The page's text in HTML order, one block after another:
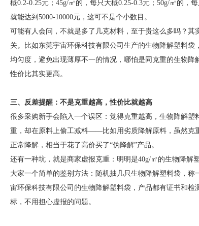
概0.2-0.25元；45g/㎡的，每只大概0.25-0.3元；50g/㎡的，
就能达到5000-10000元，这可不是个小数目。
可能有人会问，不就是多了几克材料，至于贵这么多吗？
关。比如东莞宇宙环保科技有限公司生产的生物降解塑料
均匀度，避免出现薄厚不一的情况，哪怕是同克重的生物
性价比其实更高。
三、反差提醒：不是克重越高，性价比就越高
很多采购新手会陷入一个误区：觉得克重越高，生物降解
重，却在原料上偷工减料——比如用劣质降解原料，虽然克
正常降解，相当于花了高价买了“伪降解”产品。
还有一种坑，就是商家虚报克重：明明是40g/㎡的生物降解
大家一个简单的鉴别方法：随机抽几只生物降解塑料袋，
宙环保科技有限公司的生物降解塑料袋，产品都有证书和
标，不用担心虚报的问题。